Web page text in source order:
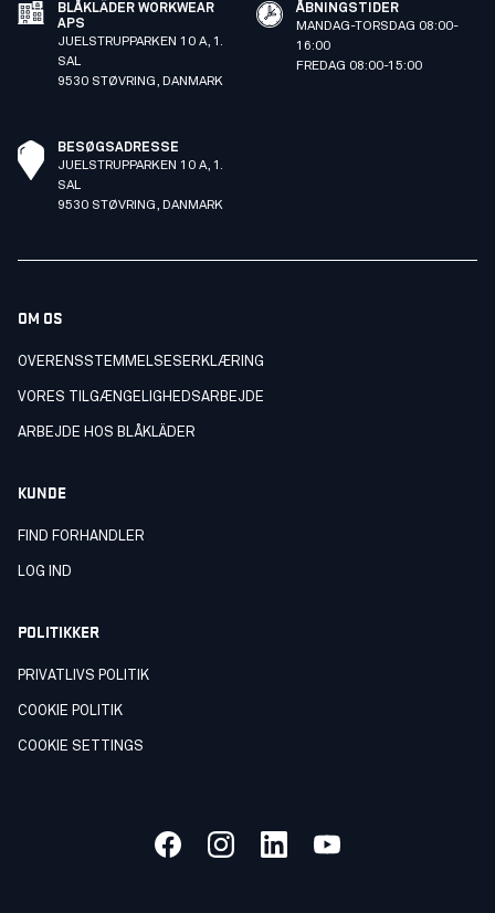
BLÅKLÄDER WORKWEAR
APS
JUELSTRUPPARKEN 10 A, 1.
SAL
9530 STØVRING, DANMARK
ÅBNINGSTIDER
MANDAG-TORSDAG 08:00-
16:00
FREDAG 08:00-15:00
BESØGSADRESSE
JUELSTRUPPARKEN 10 A, 1.
SAL
9530 STØVRING, DANMARK
OM OS
OVERENSSTEMMELSESERKLÆRING
VORES TILGÆNGELIGHEDSARBEJDE
ARBEJDE HOS BLÅKLÄDER
KUNDE
FIND FORHANDLER
LOG IND
POLITIKKER
PRIVATLIVS POLITIK
COOKIE POLITIK
COOKIE SETTINGS